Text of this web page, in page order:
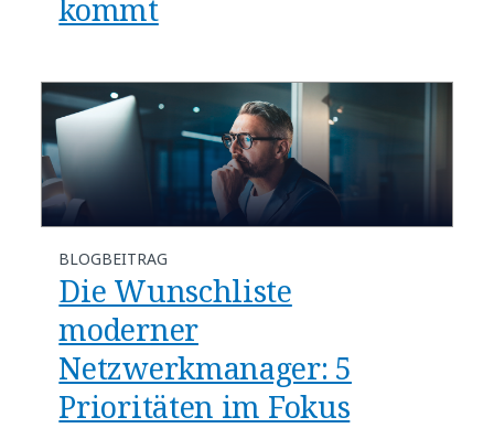
kommt​
BLOGBEITRAG
​​Die Wunschliste
moderner
Netzwerkmanager: 5
Prioritäten im Fokus​